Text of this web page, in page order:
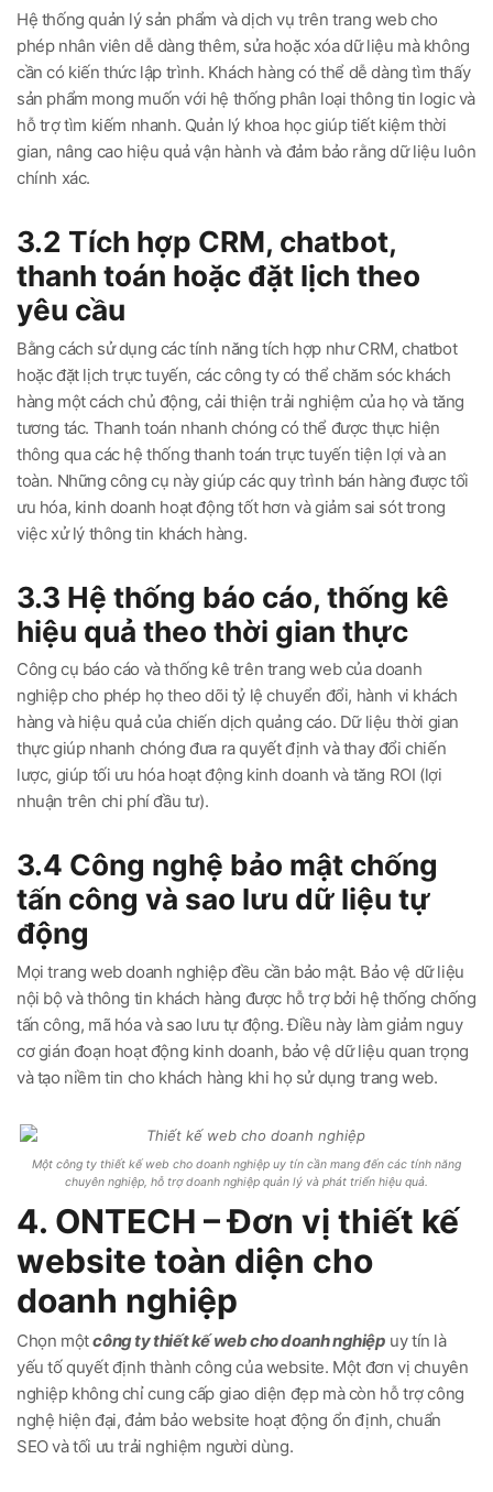
Hệ thống quản lý sản phẩm và dịch vụ trên trang web cho
phép nhân viên dễ dàng thêm, sửa hoặc xóa dữ liệu mà không
cần có kiến thức lập trình. Khách hàng có thể dễ dàng tìm thấy
sản phẩm mong muốn với hệ thống phân loại thông tin logic và
hỗ trợ tìm kiếm nhanh. Quản lý khoa học giúp tiết kiệm thời
gian, nâng cao hiệu quả vận hành và đảm bảo rằng dữ liệu luôn
chính xác.
3.2 Tích hợp CRM, chatbot,
thanh toán hoặc đặt lịch theo
yêu cầu
Bằng cách sử dụng các tính năng tích hợp như CRM, chatbot
hoặc đặt lịch trực tuyến, các công ty có thể chăm sóc khách
hàng một cách chủ động, cải thiện trải nghiệm của họ và tăng
tương tác. Thanh toán nhanh chóng có thể được thực hiện
thông qua các hệ thống thanh toán trực tuyến tiện lợi và an
toàn. Những công cụ này giúp các quy trình bán hàng được tối
ưu hóa, kinh doanh hoạt động tốt hơn và giảm sai sót trong
việc xử lý thông tin khách hàng.
3.3 Hệ thống báo cáo, thống kê
hiệu quả theo thời gian thực
Công cụ báo cáo và thống kê trên trang web của doanh
nghiệp cho phép họ theo dõi tỷ lệ chuyển đổi, hành vi khách
hàng và hiệu quả của chiến dịch quảng cáo. Dữ liệu thời gian
thực giúp nhanh chóng đưa ra quyết định và thay đổi chiến
lược, giúp tối ưu hóa hoạt động kinh doanh và tăng ROI (lợi
nhuận trên chi phí đầu tư).
3.4 Công nghệ bảo mật chống
tấn công và sao lưu dữ liệu tự
động
Mọi trang web doanh nghiệp đều cần bảo mật. Bảo vệ dữ liệu
nội bộ và thông tin khách hàng được hỗ trợ bởi hệ thống chống
tấn công, mã hóa và sao lưu tự động. Điều này làm giảm nguy
cơ gián đoạn hoạt động kinh doanh, bảo vệ dữ liệu quan trọng
và tạo niềm tin cho khách hàng khi họ sử dụng trang web.
Một công ty thiết kế web cho doanh nghiệp uy tín cần mang đến các tính năng
chuyên nghiệp, hỗ trợ doanh nghiệp quản lý và phát triển hiệu quả.
4. ONTECH – Đơn vị thiết kế
website toàn diện cho
doanh nghiệp
Chọn mộtcông ty thiết kế web cho doanh nghiệp uy tín là
yếu tố quyết định thành công của website. Một đơn vị chuyên
nghiệp không chỉ cung cấp giao diện đẹp mà còn hỗ trợ công
nghệ hiện đại, đảm bảo website hoạt động ổn định, chuẩn
SEO và tối ưu trải nghiệm người dùng.